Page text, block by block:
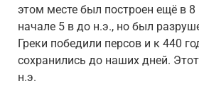
этом месте был построен ещё в
начале 5 в до н.э., но был
Греки победили персов и к 440
сохранились до наших дней.
н.э.